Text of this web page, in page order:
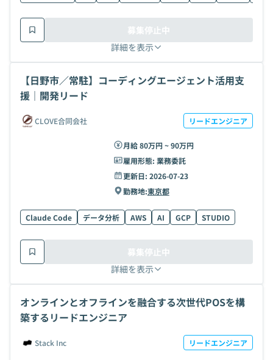
詳細を表示
募集停止中
【日野市／常駐】コーディングエージェント活用支
援｜開発リード
CLOVE合同会社 リードエンジニア
月給 80万円 ~ 90万円
雇用形態: 業務委託
更新日: 2026-07-23
勤務地:東京都
Claude Code データ分析 AWS AI GCP STUDIO
詳細を表示
募集停止中
オンラインとオフラインを融合する次世代POSを構
築するリードエンジニア
Stack Inc リードエンジニア